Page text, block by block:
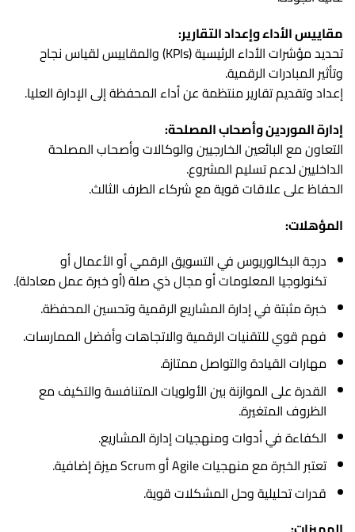
مقاييس الأداء وإعداد التقارير:
تحديد مؤشرات الأداء الرئيسية (KPIs) والمقاييس لقياس نجاح
وتأثير المبادرات الرقمية.
إعداد وتقديم تقارير منتظمة عن أداء المحفظة إلى الإدارة العليا.
إدارة الموردين وأصحاب المصلحة:
التعاون مع البائعين الخارجيين والوكالات وأصحاب المصلحة
الداخليين لدعم تسليم المشروع.
الحفاظ على علاقات قوية مع شركاء الطرف الثالث.
المؤهلات:
درجة البكالوريوس في التسويق الرقمي أو الأعمال أو
تكنولوجيا المعلومات أو مجال ذي صلة (أو خبرة عمل معادلة).
خبرة مثبتة في إدارة المشاريع الرقمية وتحسين المحفظة.
فهم قوي للتقنيات الرقمية والاتجاهات وأفضل الممارسات.
مهارات القيادة والتواصل ممتازة.
القدرة على الموازنة بين الأولويات المتنافسة والتكيف مع
الظروف المتغيرة.
الكفاءة في أدوات ومنهجيات إدارة المشاريع.
تعتبر الخبرة مع منهجيات Agile أو Scrum ميزة إضافية.
قدرات تحليلية وحل المشكلات قوية.